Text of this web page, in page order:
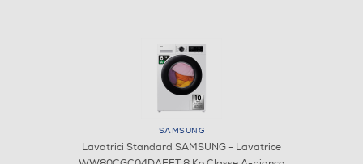
SAMSUNG
Lavatrici Standard SAMSUNG - Lavatrice